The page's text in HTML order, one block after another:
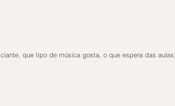
que tipo de música gosta, o que espera das